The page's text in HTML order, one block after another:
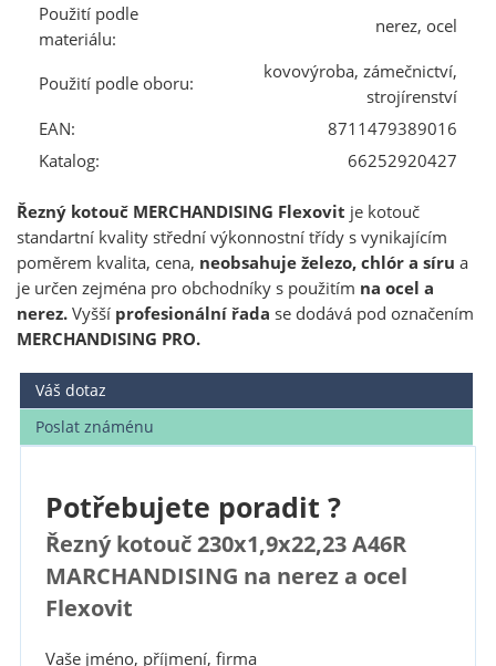
Použití podle
materiálu:
nerez, ocel
Použití podle oboru:
kovovýroba, zámečnictví,
strojírenství
EAN:
8711479389016
Katalog:
66252920427
Řezný kotouč MERCHANDISING Flexovit je kotouč
standartní kvality střední výkonnostní třídy s vynikajícím
poměrem kvalita, cena, neobsahuje železo, chlór a síru a
je určen zejména pro obchodníky s použitím na ocel a
nerez.Vyšší profesionální řada se dodává pod označením
MERCHANDISING PRO.
Váš dotaz
Poslat známénu
Potřebujete poradit ?
Řezný kotouč 230x1,9x22,23 A46R
MARCHANDISING na nerez a ocel
Flexovit
Vaše jméno, příjmení, firma